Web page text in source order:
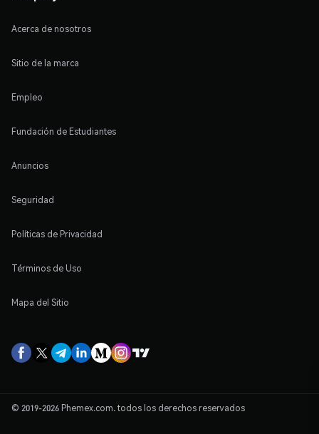
Acerca de nosotros
Sitio de la marca
Empleo
Fundación de Estudiantes
Anuncios
Seguridad
Políticas de Privacidad
Términos de Uso
Mapa del Sitio
© 2019-2026 Phemex.com. todos los derechos reservados